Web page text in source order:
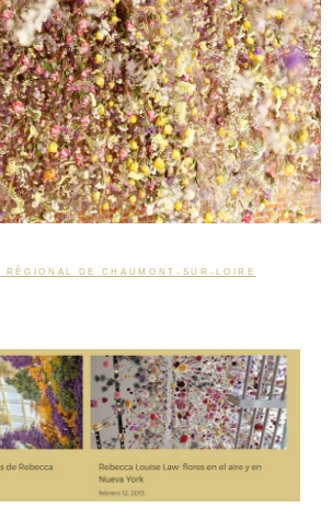
RÉGIONAL DE CHAUMONT-SUR-LOIRE